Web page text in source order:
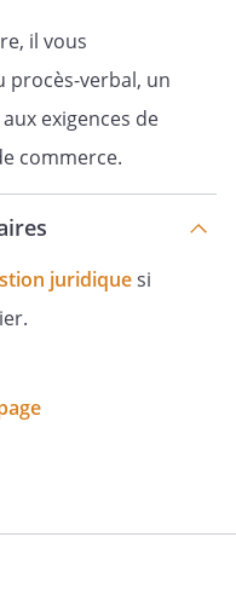
de
€
il vous
procès-verbal, un
exigences de
commerce.
juridiquesi